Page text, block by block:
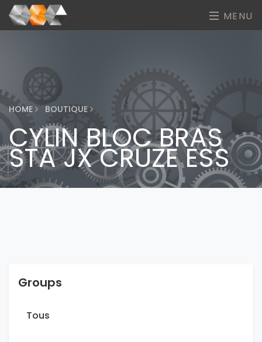
MENU
HOME BOUTIQUE
CYLIN BLOC BRAS
STA JX CRUZE ESS
Groups
Tous